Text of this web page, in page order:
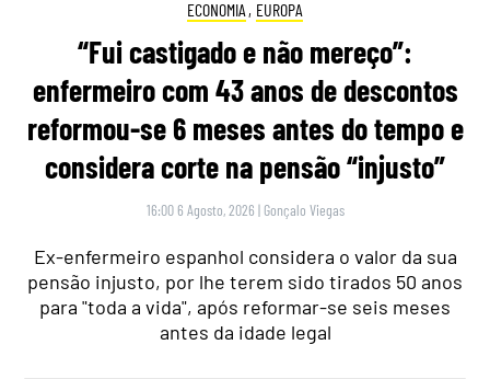
ECONOMIA , EUROPA
“Fui castigado e não mereço”:
enfermeiro com 43 anos de descontos
reformou-se 6 meses antes do tempo e
considera corte na pensão “injusto”
16:00 6 Agosto, 2026 | Gonçalo Viegas
Ex-enfermeiro espanhol considera o valor da sua
pensão injusto, por lhe terem sido tirados 50 anos
para "toda a vida", após reformar-se seis meses
antes da idade legal